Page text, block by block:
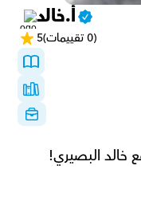
أ.خالد
5 (0 تقييمات)
خالد البصيري!